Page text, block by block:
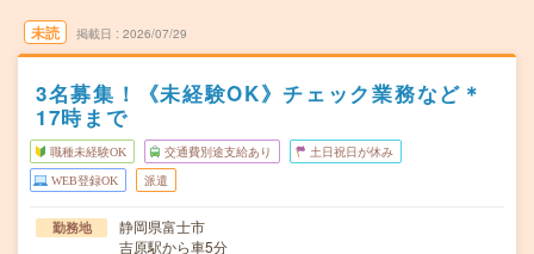
未読 掲載日 2026/07/29
3名募集！《未経験OK》チェック業務など＊
17時まで
職種未経験OK 交通費別途支給あり 土日祝日が休み
WEB登録OK 派遣
勤務地
静岡県富士市
吉原駅から車5分